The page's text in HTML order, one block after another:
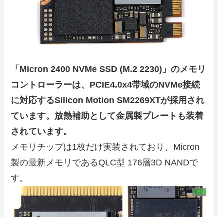
「Micron 2400 NVMe SSD (M.2 2230)」のメモリ
コントローラーは、PCIE4.0x4帯域のNVMe接続
に対応するSilicon Motion SM2269XTが採用され
ています。放熱補助として金属製プレートも装着
されています。
メモリチップは1枚だけ実装されており、Micron
製の最新メモリであるQLC型 176層3D NANDで
す。